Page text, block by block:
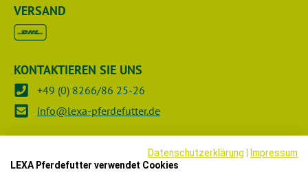
VERSAND
KONTAKTIEREN SIE UNS
+49 (0) 8266/86 25-26
info@lexa-pferdefutter.de
Datenschutzerklärung
Impressum
LEXA Pferdefutter verwendet Cookies